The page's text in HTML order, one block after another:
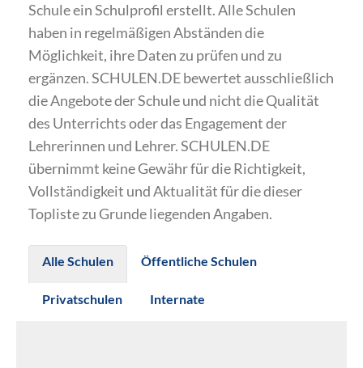
Schule ein Schulprofil erstellt. Alle Schulen
haben in regelmäßigen Abständen die
Möglichkeit, ihre Daten zu prüfen und zu
ergänzen. SCHULEN.DE bewertet ausschließlich
die Angebote der Schule und nicht die Qualität
des Unterrichts oder das Engagement der
Lehrerinnen und Lehrer. SCHULEN.DE
übernimmt keine Gewähr für die Richtigkeit,
Vollständigkeit und Aktualität für die dieser
Topliste zu Grunde liegenden Angaben.
Alle Schulen Öffentliche Schulen
Privatschulen Internate